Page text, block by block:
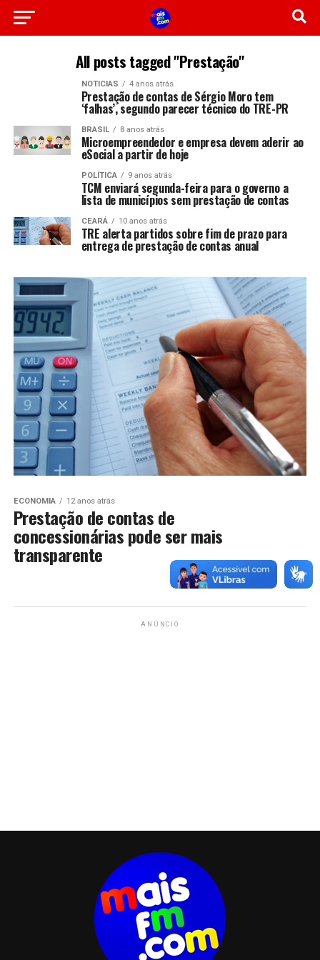
All posts tagged "Prestação"
NOTICIAS 4 anos atrás
Prestação de contas de Sérgio Moro tem
‘falhas’, segundo parecer técnico do TRE-PR
BRASIL 8 anos atrás
Microempreendedor e empresa devem aderir ao
eSocial a partir de hoje
POLÍTICA 9 anos atrás
TCM enviará segunda-feira para o governo a
lista de municípios sem prestação de contas
CEARÁ 10 anos atrás
TRE alerta partidos sobre fim de prazo para
entrega de prestação de contas anual
ECONOMIA 12 anos atrás
Prestação de contas de
concessionárias pode ser mais
transparente
ANÚNCIO